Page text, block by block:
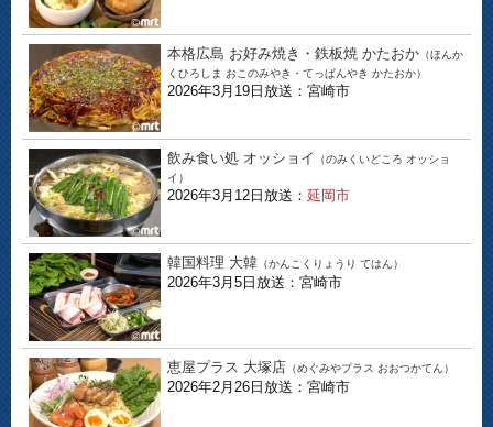
本格広島 お好み焼き・鉄板焼 かたおか （ほんか
くひろしま おこのみやき・てっぱんやき かたおか）
2026年3月19日放送：宮崎市
飲み食い処 オッショイ
（のみくいどころ オッショ
イ）
2026年3月12日放送： 延岡市
韓国料理 大韓 （かんこくりょうり てはん）
2026年3月5日放送：宮崎市
恵屋プラス 大塚店 （めぐみやプラス おおつかてん）
2026年2月26日放送：宮崎市